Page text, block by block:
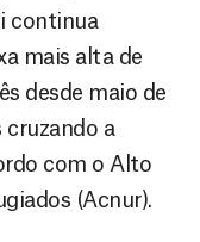
continua
mais alta de
desde maio de
cruzando a
com o Alto
(Acnur).